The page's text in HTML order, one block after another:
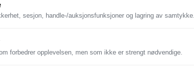
sesjon, handle-/auksjonsfunksjoner og lagring av samtykke.
forbedrer opplevelsen, men som ikke er strengt nødvendige.